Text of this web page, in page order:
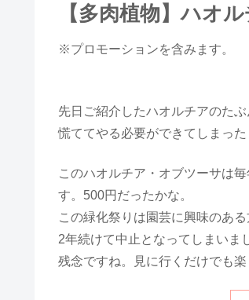
【多肉植物】ハオ
※プロモーションを含みます。
先日ご紹介したハオルチアのた
慌ててやる必要ができてしまっ
このハオルチア・オブツーサは
す。500円だったかな。
この緑化祭りは園芸に興味のあ
2年続けて中止となってしまいま
残念ですね。見に行くだけでも楽